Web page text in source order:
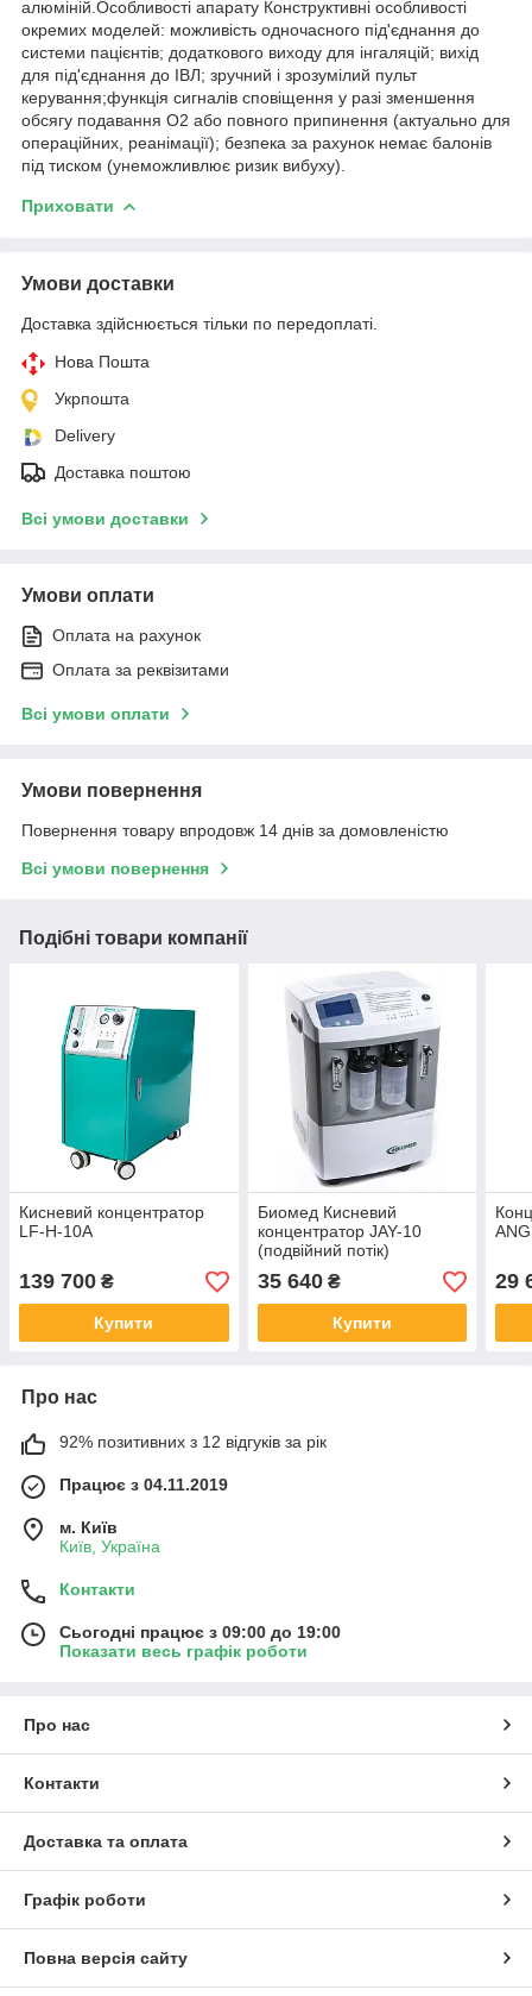
алюміній.Особливості апарату Конструктивні особливості
окремих моделей: можливість одночасного під'єднання до
системи пацієнтів; додаткового виходу для інгаляцій; вихід
для під'єднання до ІВЛ; зручний і зрозумілий пульт
керування;функція сигналів сповіщення у разі зменшення
обсягу подавання O2 або повного припинення (актуально для
операційних, реанімації); безпека за рахунок немає балонів
під тиском (унеможливлює ризик вибуху).
Приховати
Умови доставки
Доставка здійснюється тільки по передоплаті.
Нова Пошта
Укрпошта
Delivery
Доставка поштою
Всі умови доставки
Умови оплати
Оплата на рахунок
Оплата за реквізитами
Всі умови оплати
Умови повернення
Повернення товару впродовж 14 днів за домовленістю
Всі умови повернення
Подібні товари компанії
Кисневий концентратор
LF-H-10A
139 700 ₴
Купити
Биомед Кисневий
концентратор JAY-10
(подвійний потік)
35 640₴
Купити
29
Про нас
92% позитивних з 12 відгуків за рік
Працює з 04.11.2019
м. Київ
Київ, Україна
Контакти
Сьогодні працює з 09:00 до 19:00
Показати весь графік роботи
Про нас
Контакти
Доставка та оплата
Графік роботи
Повна версія сайту